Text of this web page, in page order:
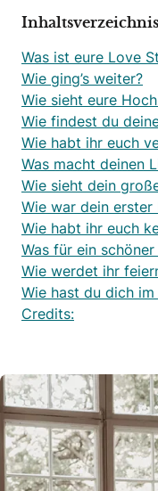
Inhaltsverzeichnis
Was ist eure Love
Wie ging’s weiter?
Wie sieht eure
Wie findest du
Wie habt ihr euch
Was macht deinen
Wie sieht dein
Wie war dein
Wie habt ihr euch
Was für ein
Wie werdet ihr
Wie hast du dich
Credits: